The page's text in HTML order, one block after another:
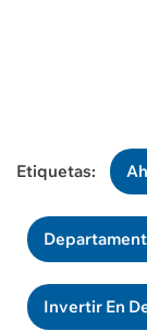
Etiquetas:
Invertir En